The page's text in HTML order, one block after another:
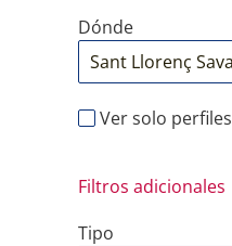
Dónde
Ver solo
Filtros adicionales
Tipo